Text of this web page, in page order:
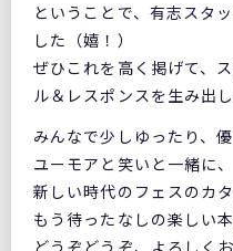
ということで、有志スタ
した（嬉！）
ぜひこれを高く掲げて、
ル＆レスポンスを生み出
みんなで少しゆったり、
ユーモアと笑いと一緒に、
新しい時代のフェスのカ
もう待ったなしの楽しい本